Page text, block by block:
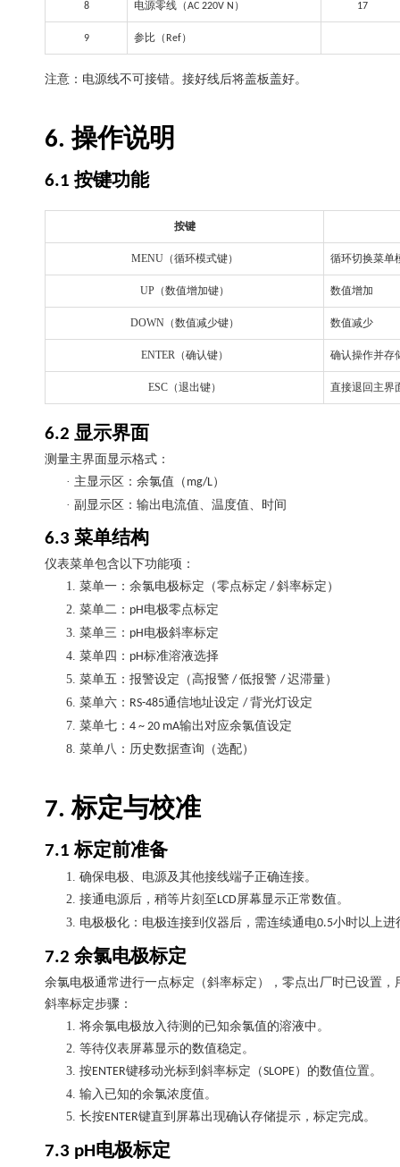
8 电源零线（AC 220V N ） 17
9 参比（ Ref）
注意：电源线不可接错。接好线后将盖板盖好。
6.操作说明
6.1 按键功能
按键
MENU（循环模式键） 循环切换菜单
UP（数值增加键） 数值增加
DOWN（数值减少键） 数值减少
ENTER（确认键） 确认操作并存
ESC（退出键） 直接退回主界
6.2 显示界面
测量主界面显示格式：
· 主显示区：余氯值（ mg/L）
· 副显示区：输出电流值、温度值、时间
6.3 菜单结构
仪表菜单包含以下功能项：
1. 菜单一：余氯电极标定（零点标定 / 斜率标定）
2. 菜单二： pH电极零点标定
3. 菜单三： pH电极斜率标定
4. 菜单四： pH标准溶液选择
5. 菜单五：报警设定（高报警 / 低报警 / 迟滞量）
6. 菜单六： RS-485通信地址设定 / 背光灯设定
7. 菜单七： 4 ~ 20 mA输出对应余氯值设定
8. 菜单八：历史数据查询（选配）
7.标定与校准
7.1标定前准备
1. 确保电极、电源及其他接线端子正确连接。
2. 接通电源后，稍等片刻至 LCD屏幕显示正常数值。
3. 电极极化：电极连接到仪器后，需连续通电0.5小时以上进
7.2 余氯电极标定
余氯电极通常进行一点标定（斜率标定），零点出厂时已设置，
斜率标定步骤：
1. 将余氯电极放入待测的已知余氯值的溶液中。
2. 等待仪表屏幕显示的数值稳定。
3. 按ENTER键移动光标到斜率标定（SLOPE）的数值位置。
4. 输入已知的余氯浓度值。
5. 长按ENTER键直到屏幕出现确认存储提示，标定完成。
7.3 pH电极标定